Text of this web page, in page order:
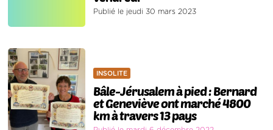
Publié le jeudi 30 mars 2023
INSOLITE
Bâle-Jérusalem à pied : Bernard
et Geneviève ont marché 4800
km à travers 13 pays